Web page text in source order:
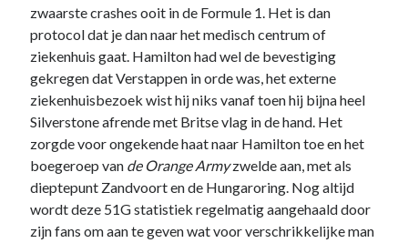
zwaarste crashes ooit in de Formule 1. Het is dan
protocol dat je dan naar het medisch centrum of
ziekenhuis gaat. Hamilton had wel de bevestiging
gekregen dat Verstappen in orde was, het externe
ziekenhuisbezoek wist hij niks vanaf toen hij bijna heel
Silverstone afrende met Britse vlag in de hand. Het
zorgde voor ongekende haat naar Hamilton toe en het
boegeroep van de Orange Armyzwelde aan, met als
dieptepunt Zandvoort en de Hungaroring. Nog altijd
wordt deze 51G statistiek regelmatig aangehaald door
zijn fans om aan te geven wat voor verschrikkelijke man